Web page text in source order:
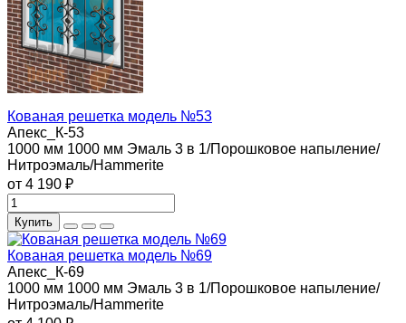
Кованая решетка модель №53
Апекс_К-53
1000 мм 1000 мм Эмаль 3 в 1/Порошковое напыление/
Нитроэмаль/Hammerite
от 4 190 ₽
Купить
Кованая решетка модель №69
Апекс_К-69
1000 мм 1000 мм Эмаль 3 в 1/Порошковое напыление/
Нитроэмаль/Hammerite